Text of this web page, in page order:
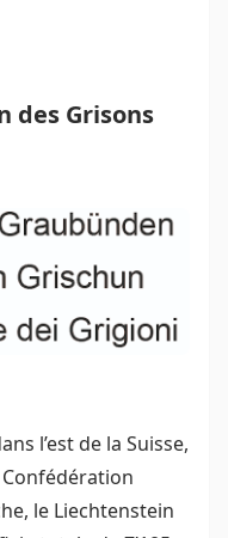
des Grisons
l’est de la Suisse,
le Liechtenstein